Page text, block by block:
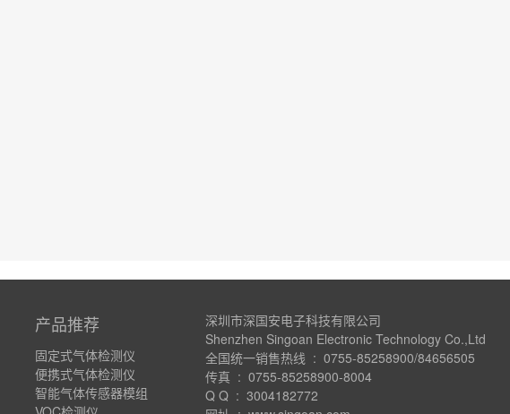
产品推荐
固定式气体检测仪
便携式气体检测仪
智能气体传感器模组
深圳市深国安电子科技有限公司
Shenzhen Singoan Electronic Technology Co.,Ltd
全国统一销售热线 : 0755-85258900/84656505
传真 : 0755-85258900-8004
Q Q : 3004182772